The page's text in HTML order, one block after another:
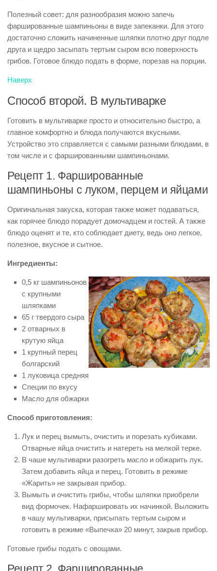
Полезный совет: для разнообразия можно запечь
фаршированные шампиньоны в виде запеканки. Для этого
достаточно сложить начиненные шляпки плотно друг подле
друга и щедро засыпать тертым сыром всю поверхность
грибов. Готовое блюдо подать в форме, порезав на порции.
Наверх
Способ второй. В мультиварке
Готовить в мультиварке просто и относительно быстро, а
главное комфортно и блюда получаются вкусными.
Устройство это справляется с самыми разными блюдами, в
том числе и с фаршированными шампиньонами.
Рецепт 1. Фаршированные
шампиньоны с луком, перцем и яйцами
Оригинальная закуска, которая также может подаваться,
как горячее блюдо порадует домочадцем и гостей. А также
блюдо оценят и те, кто соблюдает диету, ведь оно легкое,
полезное, вкусное и сытное.
Ингредиенты:
0,5 кг шампиньонов
с крупными
шляпками
65 г твердого сыра
2 отварных в
крутую яйца
1 крупный перец
болгарский
1 луковица средняя
Специи по вкусу
Масло для обжарки
Способ приготовления:
Лук и перец вымыть, очистить и порезать кубиками.
Отварные яйца очистить и натереть на мелкой терке.
В чаше мультиварки разогреть масло и обжарить лук.
Затем добавить яйца и перец. Готовить в режиме
«Жарить» не закрывая прибор.
Вымыть и очистить грибы, чтобы шляпки приобрели
вид формочек. Нафаршировать их начинкой. Выложить
в чашу мультиварки, присыпать тертым сыром и
готовить в режиме «Выпечка» 20 минут, закрыв прибор.
Готовые грибы подать с овощами.